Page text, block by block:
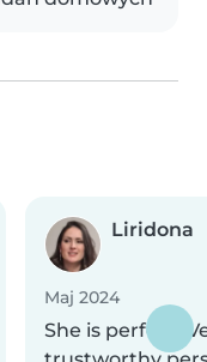
Liridona
Maj 2024
She is perfect!